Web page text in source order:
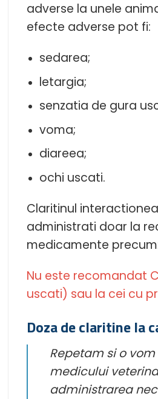
adverse la unele
efecte adverse pot fi:
sedarea;
letargia;
senzatia de gura
voma;
diareea;
ochi uscati.
Claritinul
administrati doar la
medicamente
Nu este recomandat
uscati) sau la cei cu
Doza de claritine la
Repetam si o
medicului
administrarea